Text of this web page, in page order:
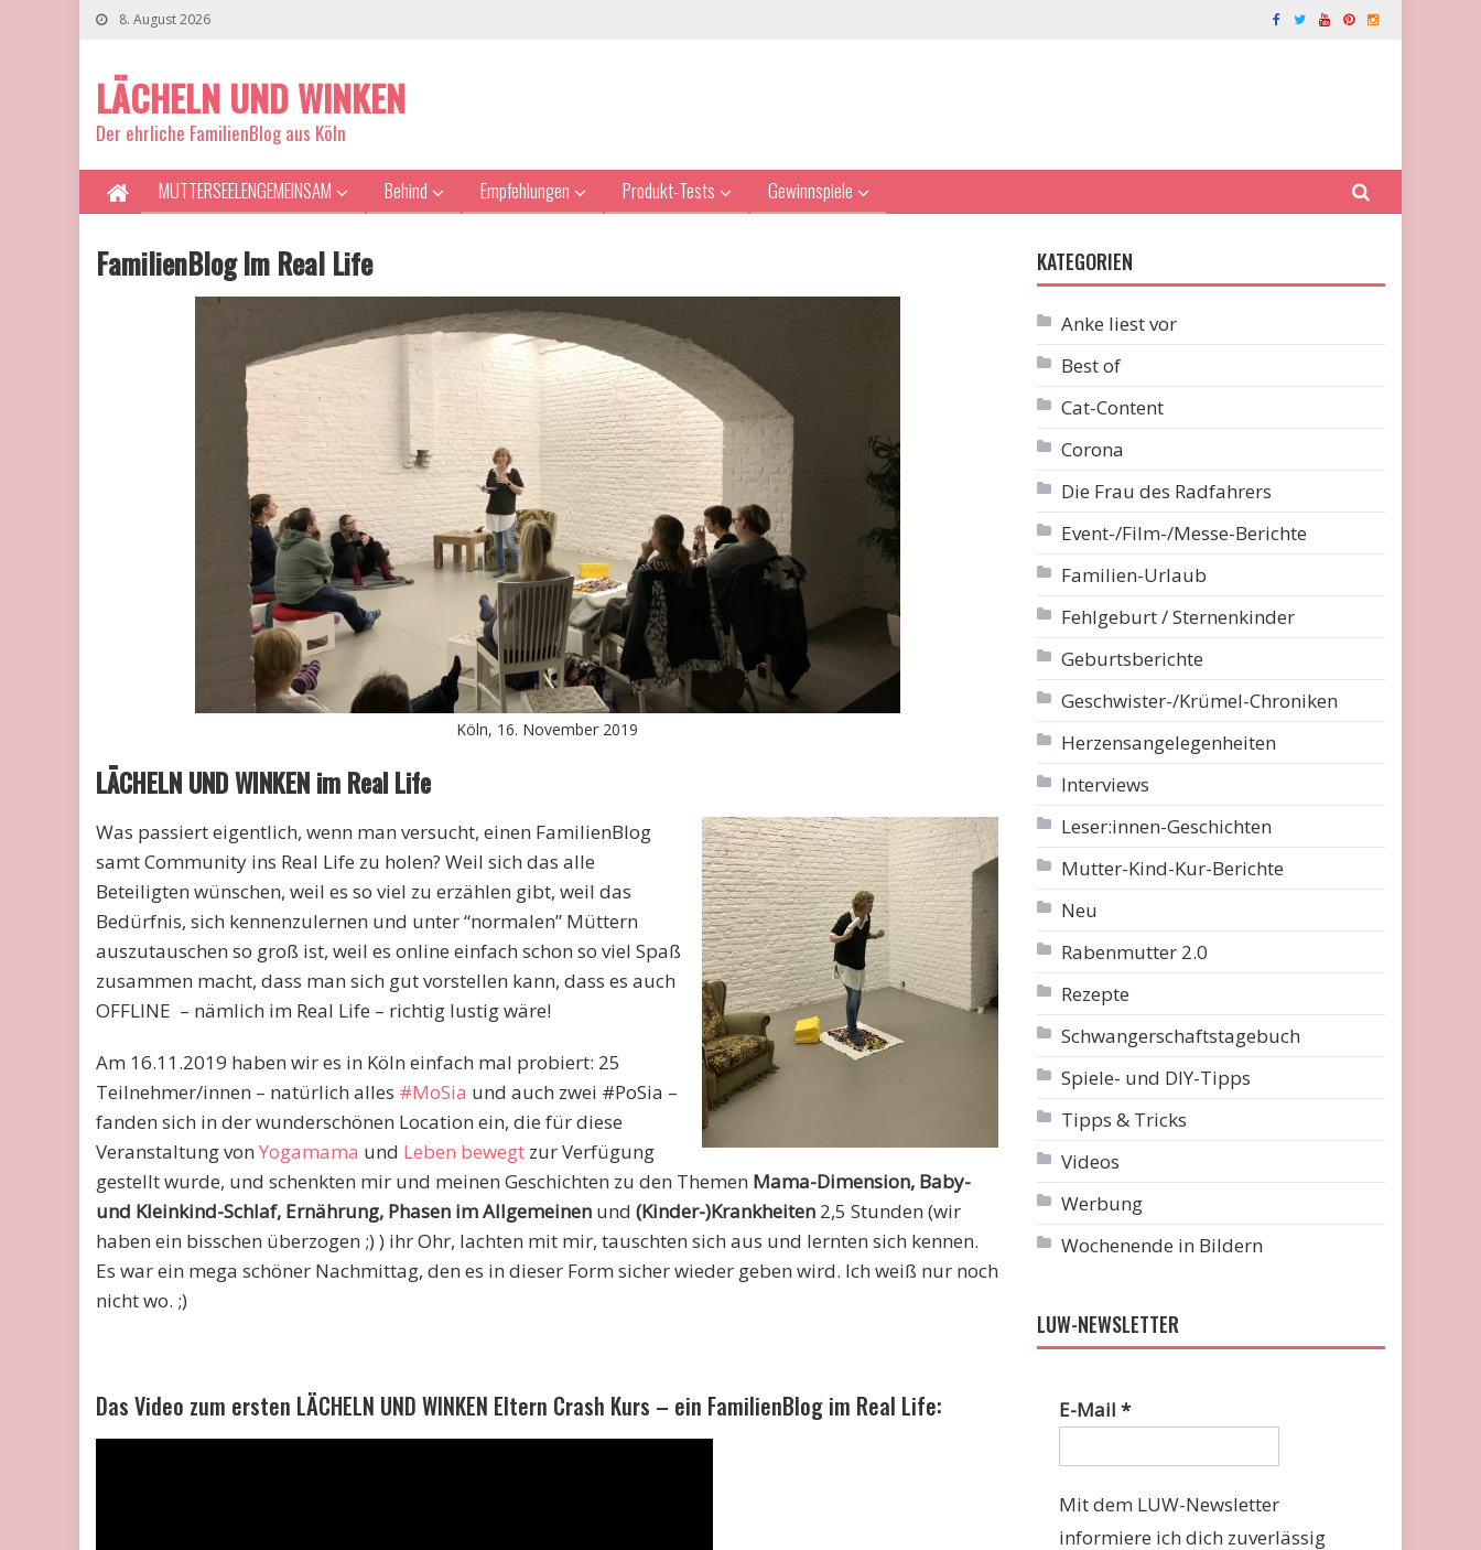
8. August 2026
LÄCHELN UND WINKEN
Der ehrliche FamilienBlog aus Köln
MUTTERSEELENGEMEINSAM Behind Empfehlungen Produkt-Tests Gewinnspiele
FamilienBlog Im Real Life
Köln, 16. November 2019
LÄCHELN UND WINKEN im Real Life
Was passiert eigentlich, wenn man versucht, einen FamilienBlog
samt Community ins Real Life zu holen? Weil sich das alle
Beteiligten wünschen, weil es so viel zu erzählen gibt, weil das
Bedürfnis, sich kennenzulernen und unter “normalen” Müttern
auszutauschen so groß ist, weil es online einfach schon so viel Spaß
zusammen macht, dass man sich gut vorstellen kann, dass es auch
OFFLINE – nämlich im Real Life – richtig lustig wäre!
Am 16.11.2019 haben wir es in Köln einfach mal probiert: 25
Teilnehmer/innen – natürlich alles #MoSia und auch zwei #PoSia –
fanden sich in der wunderschönen Location ein, die für diese
Veranstaltung von Yogamama und Leben bewegt zur Verfügung
gestellt wurde, und schenkten mir und meinen Geschichten zu den Themen Mama-Dimension, Baby-
und Kleinkind-Schlaf, Ernährung, Phasen im Allgemeinen und (Kinder-)Krankheiten 2,5 Stunden (wir
haben ein bisschen überzogen ;) ) ihr Ohr, lachten mit mir, tauschten sich aus und lernten sich kennen.
Es war ein mega schöner Nachmittag, den es in dieser Form sicher wieder geben wird. Ich weiß nur noch
nicht wo. ;)
Das Video zum ersten LÄCHELN UND WINKEN Eltern Crash Kurs – ein FamilienBlog im Real Life:
KATEGORIEN
Anke liest vor
Best of
Cat-Content
Corona
Die Frau des Radfahrers
Event-/Film-/Messe-Berichte
Familien-Urlaub
Fehlgeburt / Sternenkinder
Geburtsberichte
Geschwister-/Krümel-Chroniken
Herzensangelegenheiten
Interviews
Leser:innen-Geschichten
Mutter-Kind-Kur-Berichte
Neu
Rabenmutter 2.0
Rezepte
Schwangerschaftstagebuch
Spiele- und DIY-Tipps
Tipps & Tricks
Videos
Werbung
Wochenende in Bildern
LUW-NEWSLETTER
E-Mail*
Mit dem LUW-Newsletter
informiere ich dich zuverlässig